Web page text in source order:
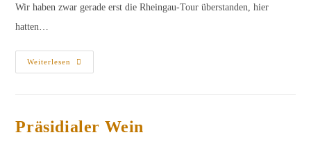
Wir haben zwar gerade erst die Rheingau-Tour überstanden, hier
hatten…
Weiterlesen
Große
Gewächse
Große
Präsidialer Wein